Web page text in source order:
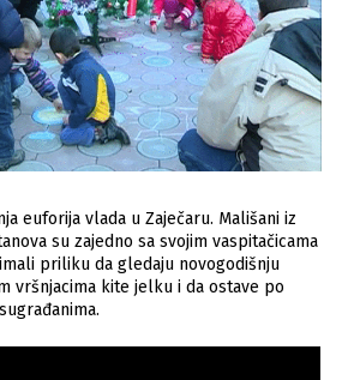
euforija vlada u Zaječaru. Mališani iz
su zajedno sa svojim vaspitačicama
priliku da gledaju novogodišnju
vršnjacima kite jelku i da ostave po